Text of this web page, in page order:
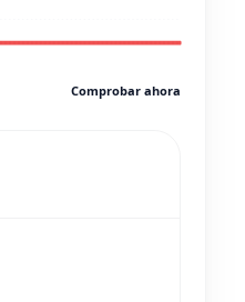
Comprobar ahora